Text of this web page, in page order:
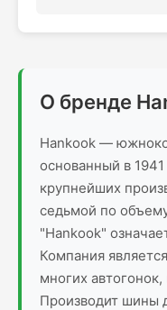
О бренде
Hankook —
основанный в
крупнейших
седьмой по
"Hankook"
Компания
многих
Производит шины